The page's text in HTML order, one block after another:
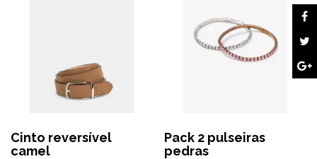
Cinto reversível
camel
Pack 2 pulseiras
pedras